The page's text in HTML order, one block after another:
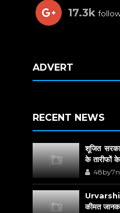
17.3k
ADVERT
RECENT NEWS
शूजित
के तारीफों
Urvarshi
कीमत